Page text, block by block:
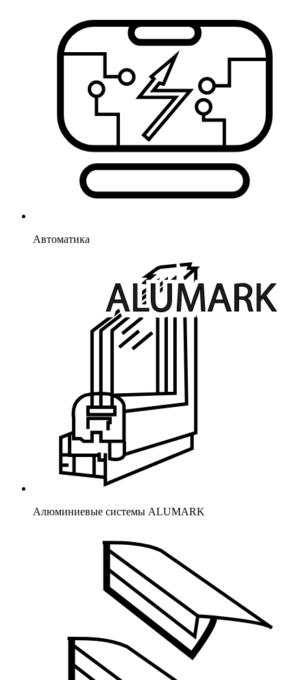
Автоматика
Алюминиевые системы ALUMARK